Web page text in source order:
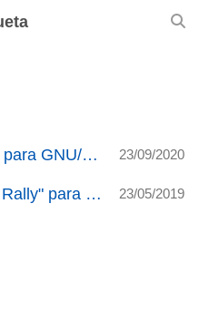
Disponible "Art Of Rally" para GNU/Linux - ANALISIS (ACTUALIZADO 3) 23/09/2020
Habrá versión de "Art of Rally" para nuestros sistemas (ACTUALIZACIÓN 3) 23/05/2019